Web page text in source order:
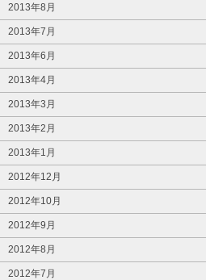
2013年8月
2013年7月
2013年6月
2013年4月
2013年3月
2013年2月
2013年1月
2012年12月
2012年10月
2012年9月
2012年8月
2012年7月